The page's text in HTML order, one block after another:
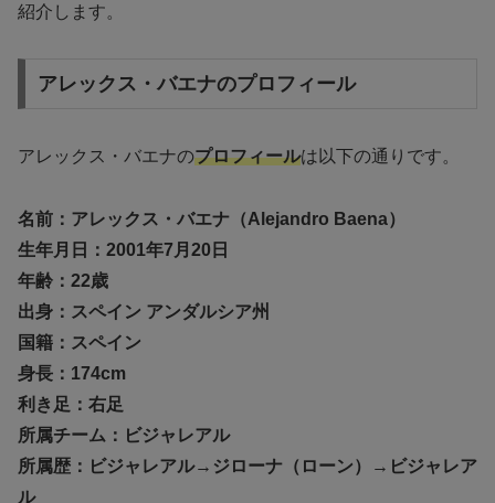
紹介します。
アレックス・バエナのプロフィール
アレックス・バエナのプロフィールは以下の通りです。
名前：アレックス・バエナ（Alejandro Baena）
生年月日：2001年7月20日
年齢：22歳
出身：スペイン アンダルシア州
国籍：スペイン
身長：174cm
利き足：右足
所属チーム：ビジャレアル
所属歴：ビジャレアル→ジローナ（ローン）→ビジャレア
ル